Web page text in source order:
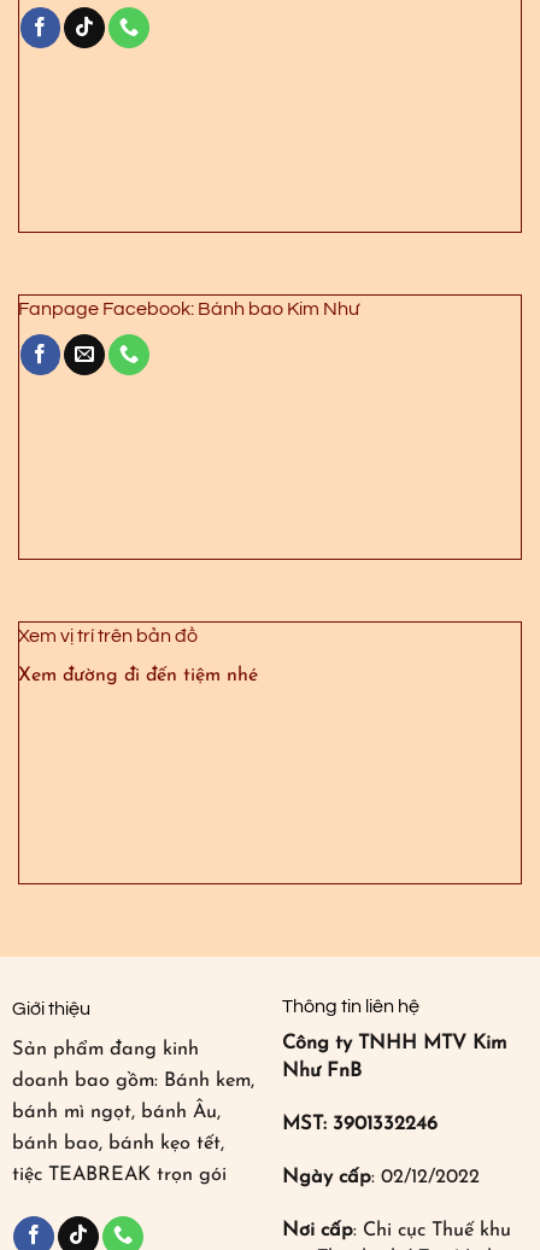
Fanpage Facebook: Bánh bao Kim Như
Xem vị trí trên bản đồ
Xem đường đi đến tiệm nhé
Giới thiệu
Sản phẩm đang kinh
doanh bao gồm: Bánh kem,
bánh mì ngọt, bánh Âu,
bánh bao, bánh kẹo tết,
tiệc TEABREAK trọn gói
Thông tin liên hệ
Công ty TNHH MTV Kim
Như FnB
MST: 3901332246
Ngày cấp: 02/12/2022
Nơi cấp: Chi cục Thuế khu